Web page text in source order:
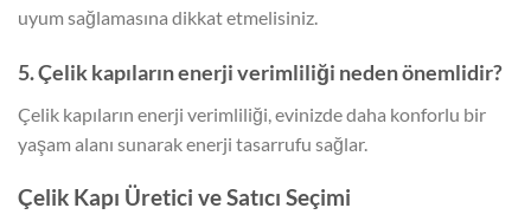
uyum sağlamasına dikkat etmelisiniz.
5. Çelik kapıların enerji verimliliği neden önemlidir?
Çelik kapıların enerji verimliliği, evinizde daha konforlu bir
yaşam alanı sunarak enerji tasarrufu sağlar.
Çelik Kapı Üretici ve Satıcı Seçimi